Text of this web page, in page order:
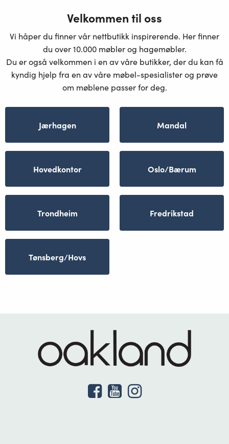
Velkommen til oss
Vi håper du finner vår nettbutikk inspirerende. Her finner
du over 10.000 møbler og hagemøbler.
Du er også velkommen i en av våre butikker, der du kan få
kyndig hjelp fra en av våre møbel-spesialister og prøve
om møblene passer for deg.
Jærhagen Mandal
Hovedkontor Oslo/Bærum
Trondheim Fredrikstad
Tønsberg/Hovs